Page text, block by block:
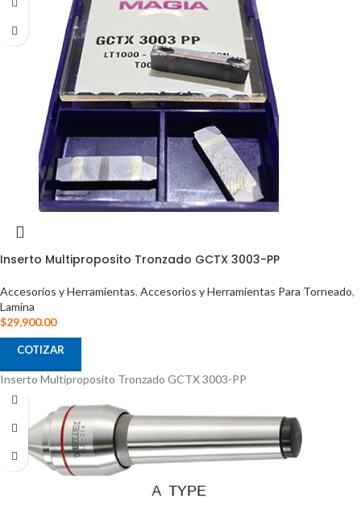
Inserto Multiproposito Tronzado GCTX 3003-PP
Accesorios y Herramientas, Accesorios y Herramientas Para Torneado,
Lamina
$29,900.00
COTIZAR
Inserto Multiproposito Tronzado GCTX 3003-PP